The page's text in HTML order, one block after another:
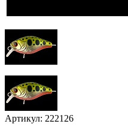
Артикул: 222126